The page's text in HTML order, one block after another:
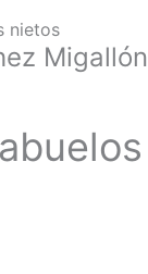
Migallón